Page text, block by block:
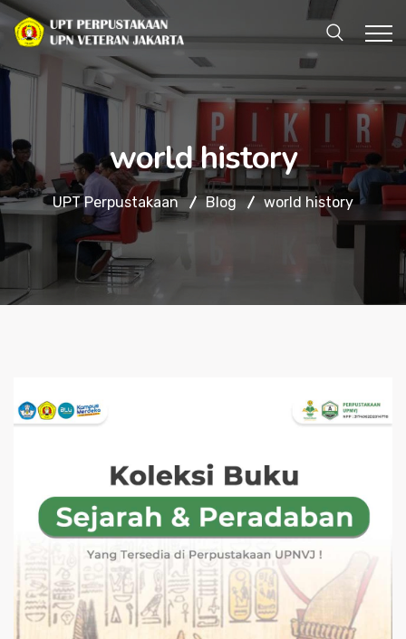
world history
UPT Perpustakaan Blog world history